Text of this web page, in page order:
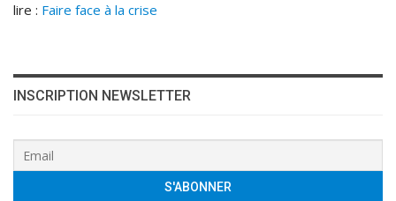
lire : Faire face à la crise
INSCRIPTION NEWSLETTER